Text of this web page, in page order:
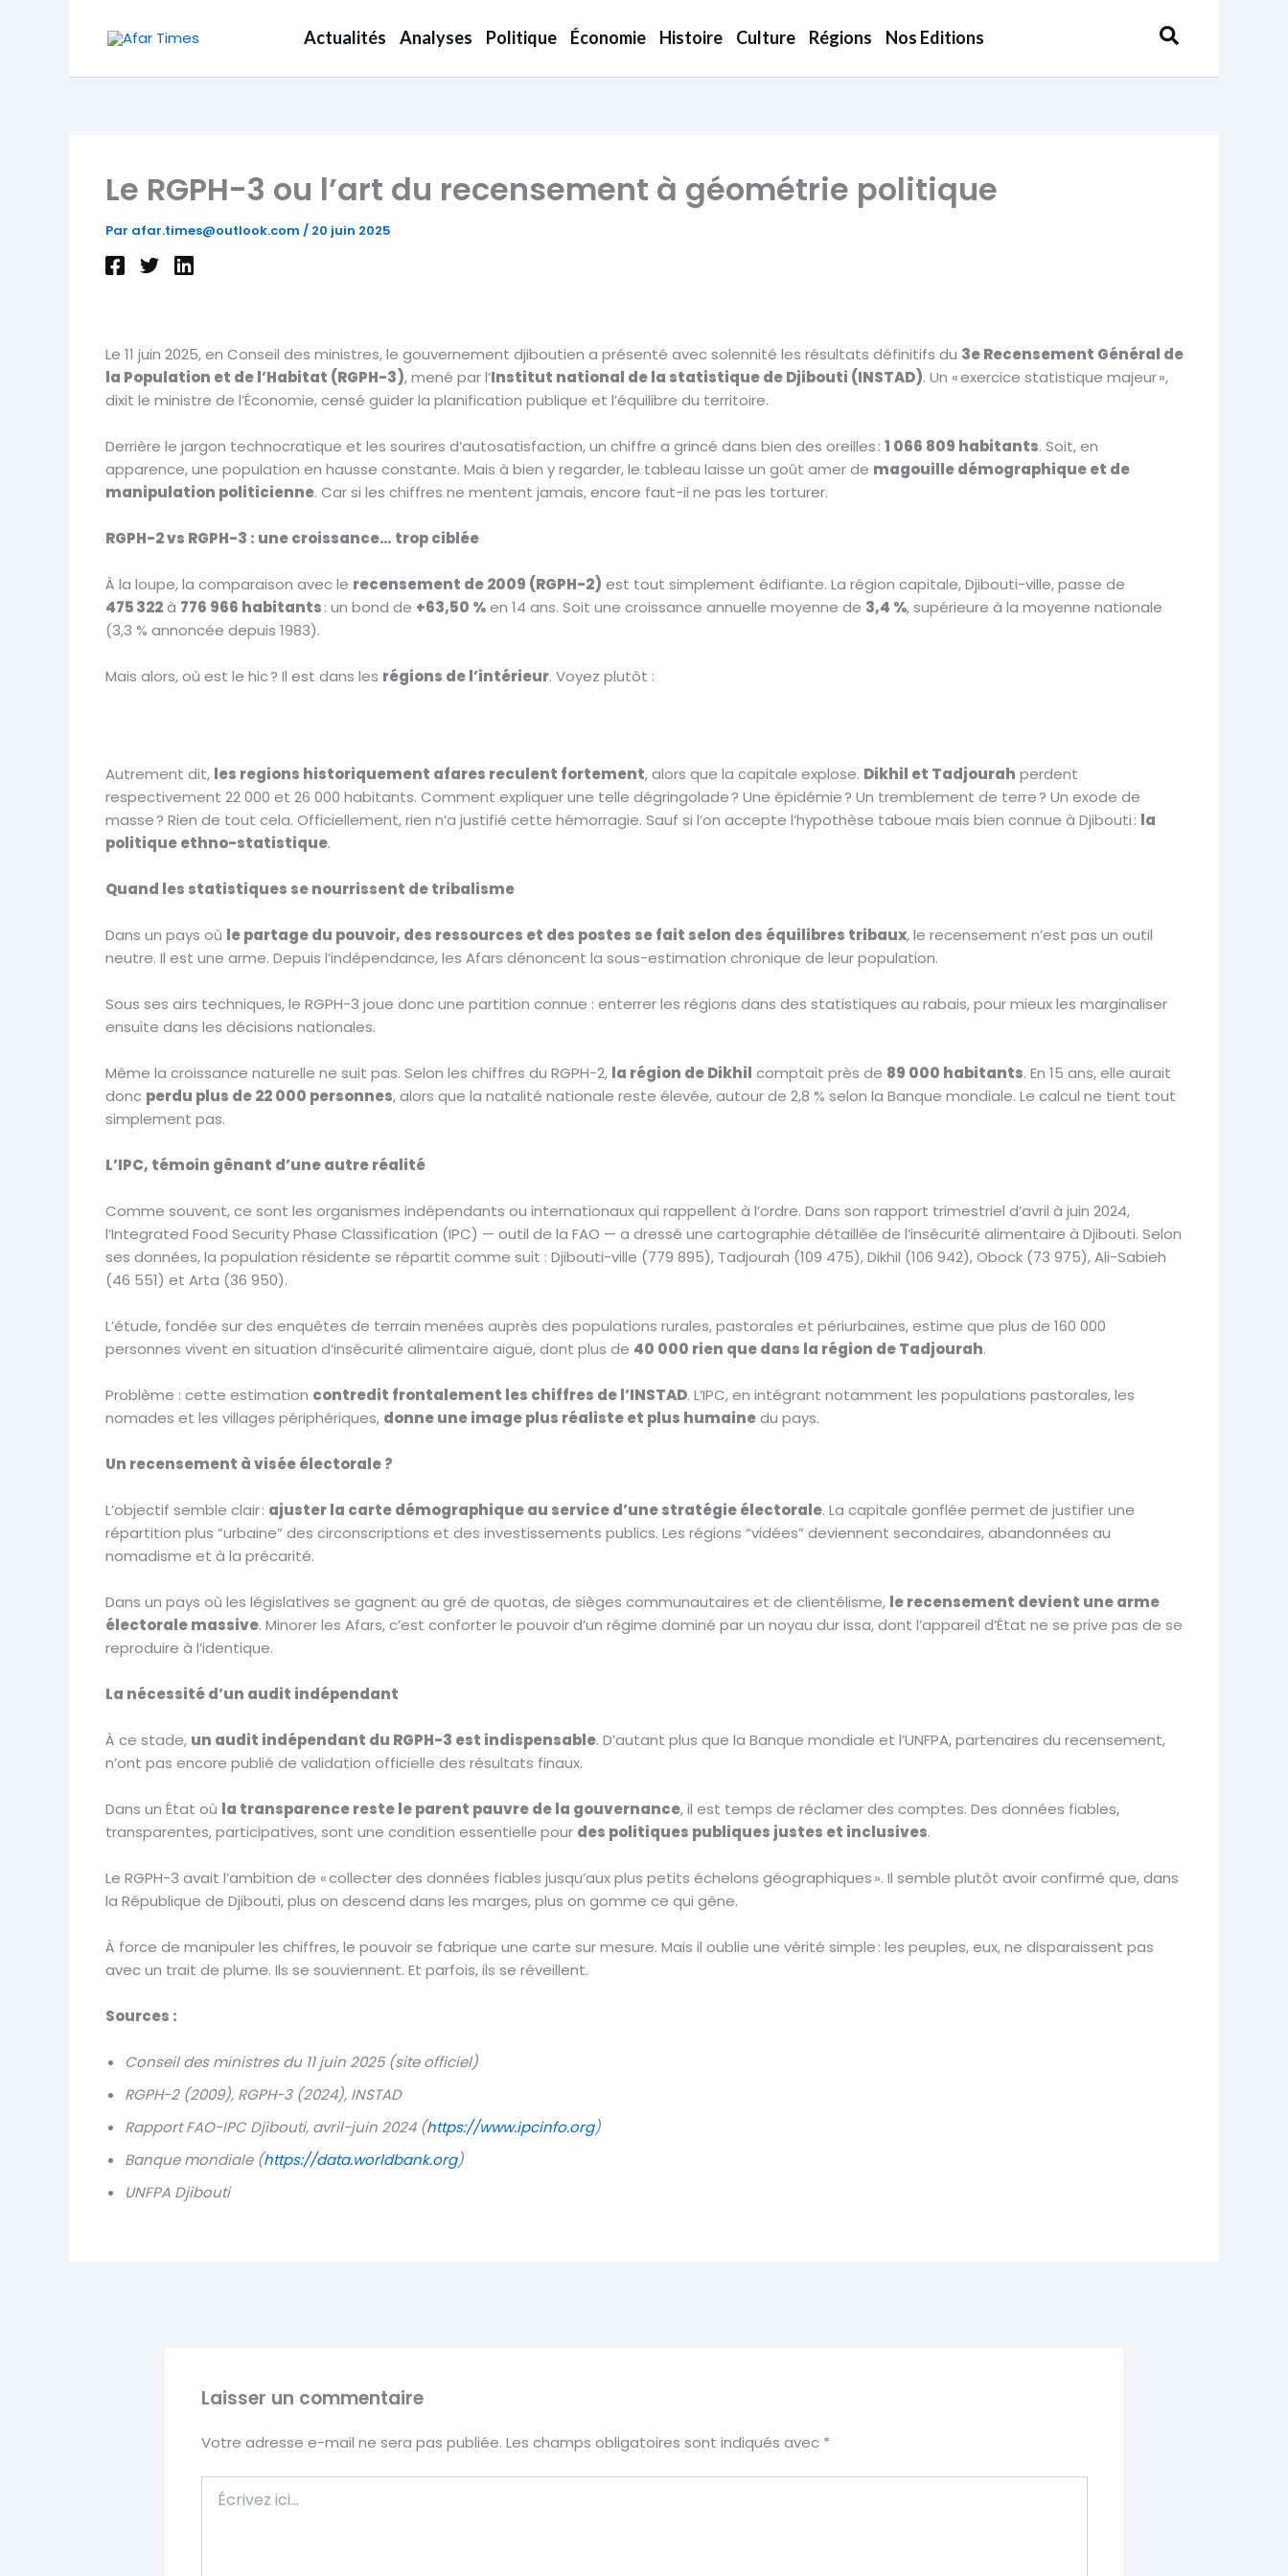
Actualités Analyses Politique Économie Histoire Culture Régions Nos Editions Rechercher
Le RGPH-3 ou l’art du recensement à géométrie politique
Par afar.times@outlook.com / 20 juin 2025
Le 11 juin 2025, en Conseil des ministres, le gouvernement djiboutien a présenté avec solennité les résultats définitifs du 3e Recensement Général de
la Population et de l’Habitat (RGPH-3), mené par l’Institut national de la statistique de Djibouti (INSTAD). Un « exercice statistique majeur »,
dixit le ministre de l’Économie, censé guider la planification publique et l’équilibre du territoire.
Derrière le jargon technocratique et les sourires d’autosatisfaction, un chiffre a grincé dans bien des oreilles : 1 066 809 habitants. Soit, en
apparence, une population en hausse constante. Mais à bien y regarder, le tableau laisse un goût amer de magouille démographique et de
manipulation politicienne. Car si les chiffres ne mentent jamais, encore faut-il ne pas les torturer.
RGPH-2 vs RGPH-3 : une croissance… trop ciblée
À la loupe, la comparaison avec le recensement de 2009 (RGPH-2) est tout simplement édifiante. La région capitale, Djibouti-ville, passe de
475 322à 776 966 habitants: un bond de +63,50 %en 14 ans. Soit une croissance annuelle moyenne de 3,4 %, supérieure à la moyenne nationale
(3,3 % annoncée depuis 1983).
Mais alors, où est le hic ? Il est dans les régions de l’intérieur. Voyez plutôt :
Autrement dit, les regions historiquement afares reculent fortement, alors que la capitale explose. Dikhil et Tadjourah perdent
respectivement 22 000 et 26 000 habitants. Comment expliquer une telle dégringolade ? Une épidémie ? Un tremblement de terre ? Un exode de
masse ? Rien de tout cela. Officiellement, rien n’a justifié cette hémorragie. Sauf si l’on accepte l’hypothèse taboue mais bien connue à Djibouti : la
politique ethno-statistique.
Quand les statistiques se nourrissent de tribalisme
Dans un pays où le partage du pouvoir, des ressources et des postes se fait selon des équilibres tribaux, le recensement n’est pas un outil
neutre. Il est une arme. Depuis l’indépendance, les Afars dénoncent la sous-estimation chronique de leur population.
Sous ses airs techniques, le RGPH-3 joue donc une partition connue : enterrer les régions dans des statistiques au rabais, pour mieux les marginaliser
ensuite dans les décisions nationales.
Même la croissance naturelle ne suit pas. Selon les chiffres du RGPH-2, la région de Dikhil comptait près de 89 000 habitants. En 15 ans, elle aurait
donc perdu plus de 22 000 personnes, alors que la natalité nationale reste élevée, autour de 2,8 % selon la Banque mondiale. Le calcul ne tient tout
simplement pas.
L’IPC, témoin gênant d’une autre réalité
Comme souvent, ce sont les organismes indépendants ou internationaux qui rappellent à l’ordre. Dans son rapport trimestriel d’avril à juin 2024,
l’Integrated Food Security Phase Classification (IPC) — outil de la FAO — a dressé une cartographie détaillée de l’insécurité alimentaire à Djibouti. Selon
ses données, la population résidente se répartit comme suit : Djibouti-ville (779 895), Tadjourah (109 475), Dikhil (106 942), Obock (73 975), Ali-Sabieh
(46 551) et Arta (36 950).
L’étude, fondée sur des enquêtes de terrain menées auprès des populations rurales, pastorales et périurbaines, estime que plus de 160 000
personnes vivent en situation d’insécurité alimentaire aiguë, dont plus de 40 000 rien que dans la région de Tadjourah.
Problème : cette estimation contredit frontalement les chiffres de l’INSTAD. L’IPC, en intégrant notamment les populations pastorales, les
nomades et les villages périphériques, donne une image plus réaliste et plus humainedu pays.
Un recensement à visée électorale ?
L’objectif semble clair : ajuster la carte démographique au service d’une stratégie électorale. La capitale gonflée permet de justifier une
répartition plus “urbaine” des circonscriptions et des investissements publics. Les régions “vidées” deviennent secondaires, abandonnées au
nomadisme et à la précarité.
Dans un pays où les législatives se gagnent au gré de quotas, de sièges communautaires et de clientélisme, le recensement devient une arme
électorale massive. Minorer les Afars, c’est conforter le pouvoir d’un régime dominé par un noyau dur issa, dont l’appareil d’État ne se prive pas de se
reproduire à l’identique.
La nécessité d’un audit indépendant
À ce stade, un audit indépendant du RGPH-3 est indispensable. D’autant plus que la Banque mondiale et l’UNFPA, partenaires du recensement,
n’ont pas encore publié de validation officielle des résultats finaux.
Dans un État où la transparence reste le parent pauvre de la gouvernance, il est temps de réclamer des comptes. Des données fiables,
transparentes, participatives, sont une condition essentielle pour des politiques publiques justes et inclusives.
Le RGPH-3 avait l’ambition de « collecter des données fiables jusqu’aux plus petits échelons géographiques ». Il semble plutôt avoir confirmé que, dans
la République de Djibouti, plus on descend dans les marges, plus on gomme ce qui gêne.
À force de manipuler les chiffres, le pouvoir se fabrique une carte sur mesure. Mais il oublie une vérité simple : les peuples, eux, ne disparaissent pas
avec un trait de plume. Ils se souviennent. Et parfois, ils se réveillent.
Sources :
Conseil des ministres du 11 juin 2025 (site officiel)
RGPH-2 (2009), RGPH-3 (2024), INSTAD
Rapport FAO-IPC Djibouti, avril-juin 2024 (https://www.ipcinfo.org)
Banque mondiale (https://data.worldbank.org)
UNFPA Djibouti
Laisser un commentaire
Votre adresse e-mail ne sera pas publiée. Les champs obligatoires sont indiqués avec *
ici…